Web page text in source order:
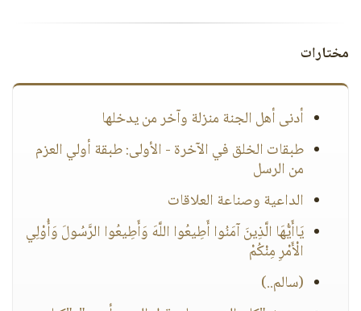
مختارات
أدنى أهل الجنة منزلة وآخر من يدخلها
طبقات الخلق في الآخرة - الأولى: طبقة أولي العزم
من الرسل
الداعية وصناعة العلاقات
يَاأَيُّهَا الَّذِينَ آمَنُوا أَطِيعُوا اللَّهَ وَأَطِيعُوا الرَّسُولَ وَأُوْلِي
الْأَمْرِ مِنْكُمْ
(سالم..)